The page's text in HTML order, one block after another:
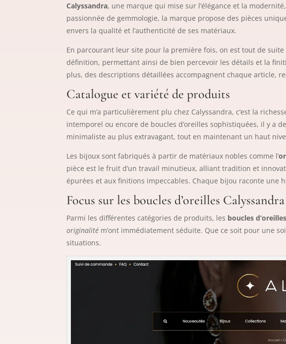
Calyssandra, une marque qui mise sur l’élégance et la
passionnée de gemmologie, la marque propose des pièces
envers la qualité et l’authenticité de ses matériaux.
En parcourant leur site pour la première fois, on est tout de
définition, permettant ainsi de bien percevoir les détails et la
plus, des descriptions détaillées accompagnent chaque article,
Catalogue et variété de produits
Ce qui m’a particulièrement plu chez Calyssandra, c’est la
intemporel ou encore de boucles d’oreilles sophistiquées, il y a
minimaliste au plus extravagant, tout en maintenant un haut
Les bijoux sont fabriqués à partir de matériaux nobles comme l’
pièce est le fruit d’un travail minutieux, alliant tradition et
épurées et aux finitions impeccables. Chaque bijou raconte
Focus sur les boucles d’oreilles Calyssandra
Parmi les différentes catégories de produits, les boucles d’oreilles
originalité m’ont immédiatement séduite. Que ce soit pour une
situations.